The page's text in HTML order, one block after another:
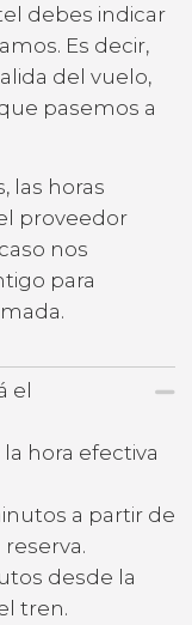
debes indicar
Es decir,
del vuelo,
pasemos a
las horas
proveedor
nos
para
el
hora efectiva
a partir de
desde la
tren.